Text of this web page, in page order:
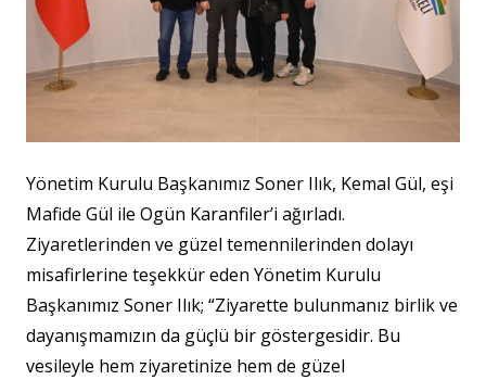
Yönetim Kurulu Başkanımız Soner Ilık, Kemal Gül, eşi
Mafide Gül ile Ogün Karanfiler’i ağırladı.
Ziyaretlerinden ve güzel temennilerinden dolayı
misafirlerine teşekkür eden Yönetim Kurulu
Başkanımız Soner Ilık; “Ziyarette bulunmanız birlik ve
dayanışmamızın da güçlü bir göstergesidir. Bu
vesileyle hem ziyaretinize hem de güzel